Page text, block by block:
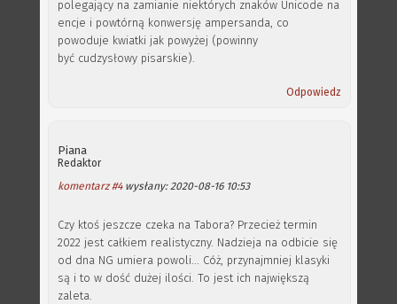
polegający na zamianie niektórych znaków Unicode na
encje i powtórną konwersję ampersanda, co
powoduje kwiatki jak powyżej (powinny
być cudzysłowy pisarskie).
Odpowiedz
Piana
Redaktor
komentarz #4wysłany: 2020-08-16 10:53
Czy ktoś jeszcze czeka na Tabora? Przecież termin
2022 jest całkiem realistyczny. Nadzieja na odbicie się
od dna NG umiera powoli... Cóż, przynajmniej klasyki
są i to w dość dużej ilości. To jest ich największą
zaleta.